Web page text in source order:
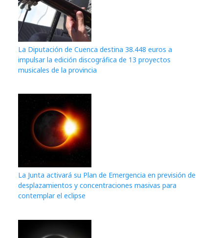
La Diputación de Cuenca destina 38.448 euros a
impulsar la edición discográfica de 13 proyectos
musicales de la provincia
La Junta activará su Plan de Emergencia en previsión de
desplazamientos y concentraciones masivas para
contemplar el eclipse